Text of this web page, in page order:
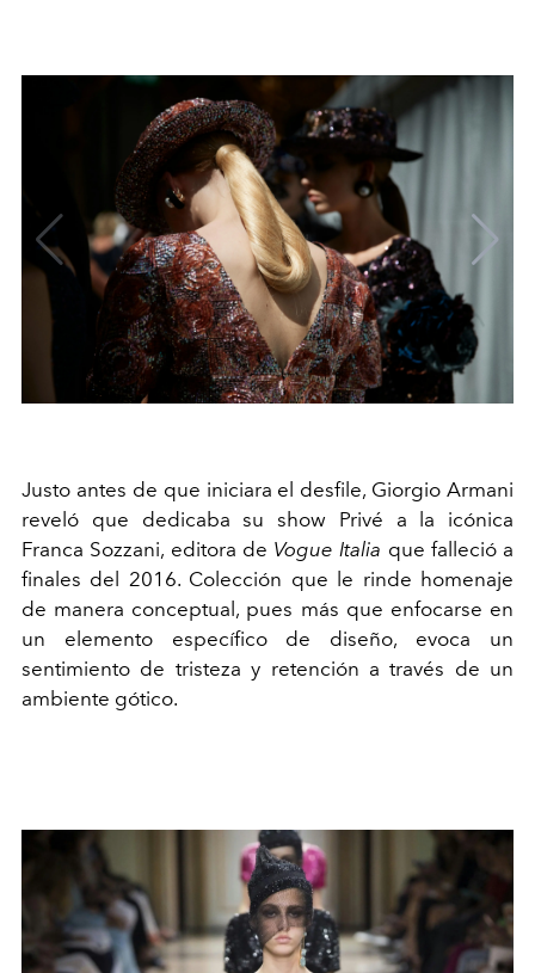
Justo antes de que iniciara el desfile, Giorgio Armani
reveló que dedicaba su show Privé a la icónica
Franca Sozzani, editora de Vogue Italia que falleció a
finales del 2016. Colección que le rinde homenaje
de manera conceptual, pues más que enfocarse en
un elemento específico de diseño, evoca un
sentimiento de tristeza y retención a través de un
ambiente gótico.